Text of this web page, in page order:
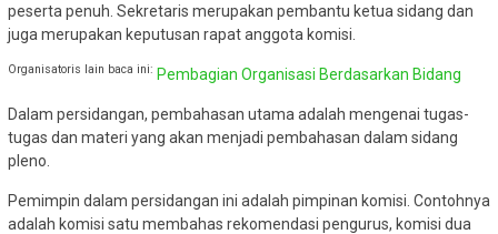
peserta penuh. Sekretaris merupakan pembantu ketua sidang dan
juga merupakan keputusan rapat anggota komisi.
Organisatoris lain baca ini: Pembagian Organisasi Berdasarkan Bidang
Dalam persidangan, pembahasan utama adalah mengenai tugas-
tugas dan materi yang akan menjadi pembahasan dalam sidang
pleno.
Pemimpin dalam persidangan ini adalah pimpinan komisi. Contohnya
adalah komisi satu membahas rekomendasi pengurus, komisi dua